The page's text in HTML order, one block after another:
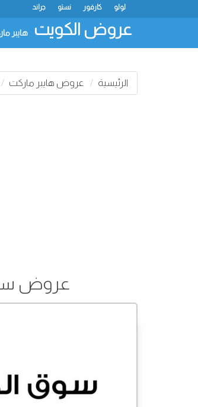
جراند نستو كارفور لولو
عروض الكويت هايبر
الرئيسية عروض هايبر ماركت
عروض سوق